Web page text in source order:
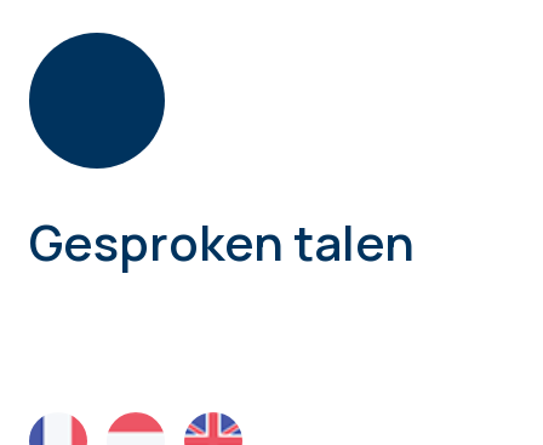
Gesproken talen